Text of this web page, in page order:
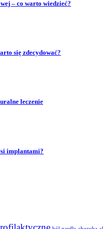
– co warto wiedzieć?
się zdecydować?
leczenie
implantami?